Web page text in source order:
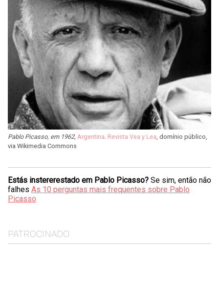
Pablo Picasso, em 1962, Argentina Revista Vea y Lea , domínio público,
via Wikimedia Commons
Estás instererestado em Pablo Picasso? Se sim, então não
falhes As 10 perguntas mais frequentes sobre Pablo
Picasso
PATROCINADO